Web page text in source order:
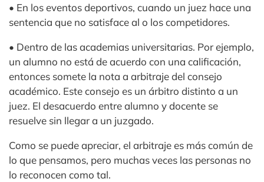
• En los eventos deportivos, cuando un juez hace una
sentencia que no satisface al o los competidores.
• Dentro de las academias universitarias. Por ejemplo,
un alumno no está de acuerdo con una calificación,
entonces somete la nota a arbitraje del consejo
académico. Este consejo es un árbitro distinto a un
juez. El desacuerdo entre alumno y docente se
resuelve sin llegar a un juzgado.
Como se puede apreciar, el arbitraje es más común de
lo que pensamos, pero muchas veces las personas no
lo reconocen como tal.